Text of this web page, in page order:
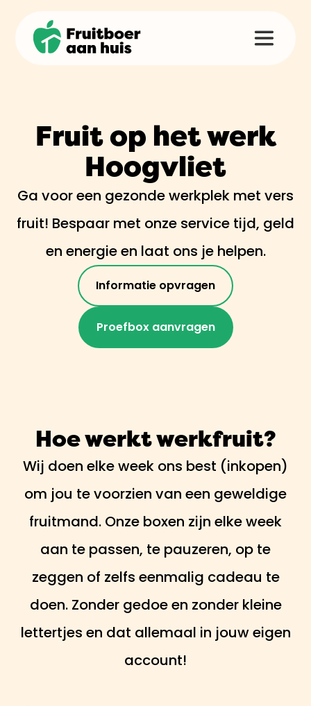
Fruit op het werk
Hoogvliet
Ga voor een gezonde werkplek met vers
fruit! Bespaar met onze service tijd, geld
en energie en laat ons je helpen.
Informatie opvragen
Proefbox aanvragen
Hoe werkt werkfruit?
Wij doen elke week ons best (inkopen)
om jou te voorzien van een geweldige
fruitmand. Onze boxen zijn elke week
aan te passen, te pauzeren, op te
zeggen of zelfs eenmalig cadeau te
doen. Zonder gedoe en zonder kleine
lettertjes en dat allemaal in jouw eigen
account!